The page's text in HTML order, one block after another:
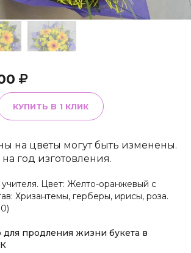
КУПИТЬ В 1 КЛИК
на цветы могут быть изменены.
год изготовления.
учителя. Цвет: Желто-оранжевый с
Хризантемы, герберы, ирисы, роза.
для продления жизни букета в